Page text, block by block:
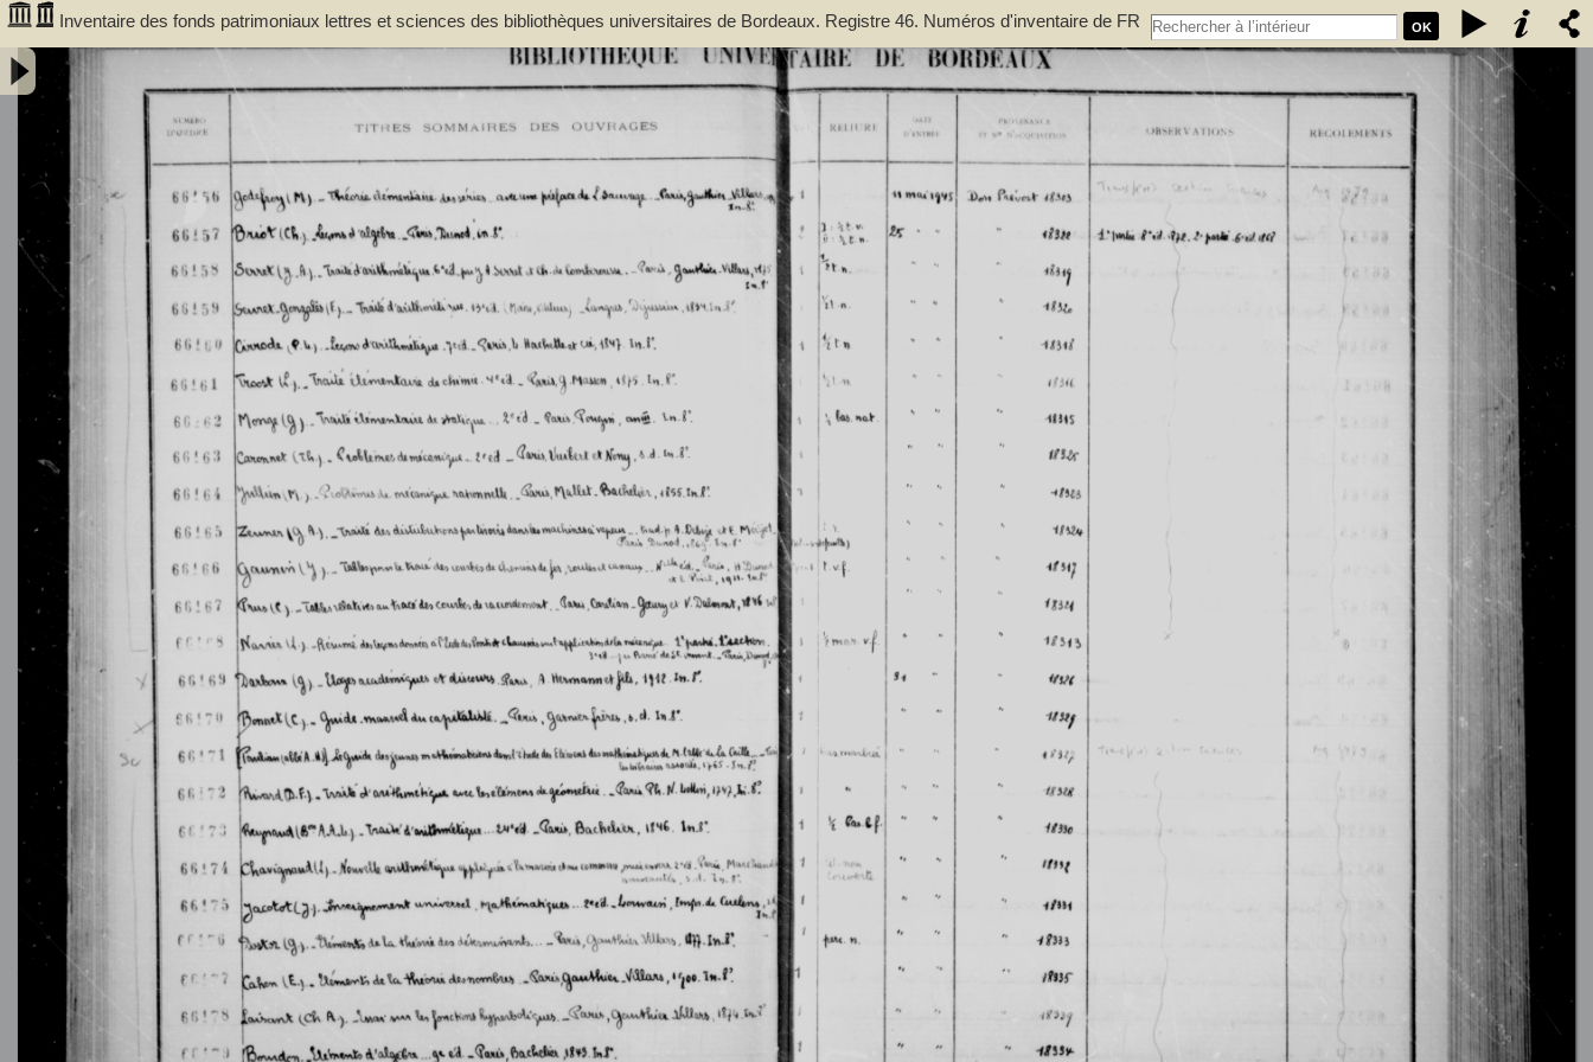
OK
Inventaire des fonds patrimoniaux lettres et sciences des bibliothèques universitaires de Bordeaux. Registre 46. Numéros d'inventaire de FR
66156 à FR 67930 - Université de Bordeaux (1441-1970)